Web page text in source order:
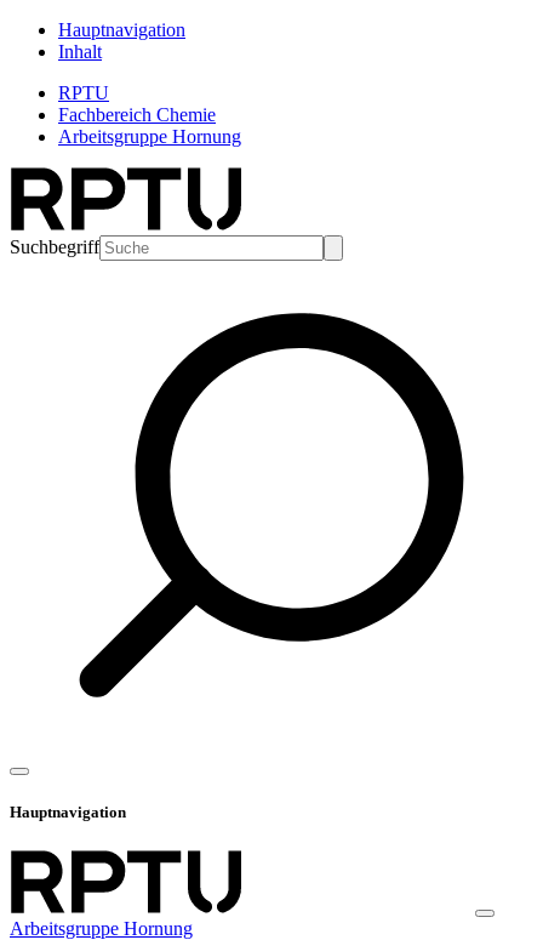
Hauptnavigation
Inhalt
RPTU
Fachbereich Chemie
Arbeitsgruppe Hornung
Suchbegriff
Hauptnavigation
Arbeitsgruppe Hornung